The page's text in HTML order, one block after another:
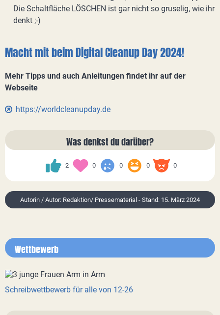
Die Schaltfläche LÖSCHEN ist gar nicht so gruselig, wie ihr
denkt ;-)
Macht mit beim Digital Cleanup Day 2024!
Mehr Tipps und auch Anleitungen findet ihr auf der
Webseite
https://worldcleanupday.de
Was denkst du darüber?
2 0 0 0 0
Autorin / Autor: Redaktion/ Pressematerial - Stand: 15. März 2024
Wettbewerb
Schreibwettbewerb für alle von 12-26